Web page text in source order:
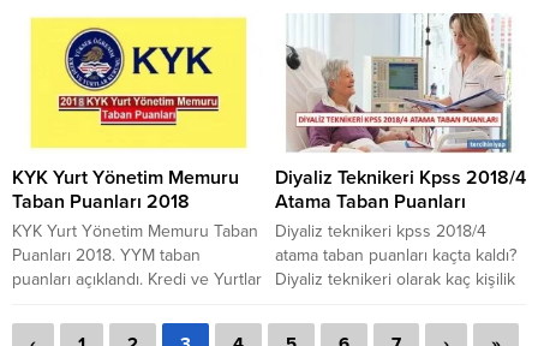
ebelik bölümü mezunları kpss
2018/4 atamalarında kaç puanla
atandı? Ebe mesleği için
ortaöğretim mezunlarına kaç
kontenjan açıldı? ebe kpss 2018/4
atama puanları. Ebelik bölümü
KPSS 2018/4 taban puanları. Ebe
ortaöğretim kpss 2018/4 atama
taban puanları tablomuz için yazı
devamını okumalısınız.
kaldı? Laborant atama puanları.
Kpss 2018/4 laborant atama taban
puanları. Tıbbi Laboratuvar ve
Tıbbi Laboratuvar Teknisyenliği
bölümü ortaöğretim kpss atama
puanları. Kpss sağlık teknisyeni
atama taban puanları. Tıbbi
laboratuvar teknisyeni taban
puanları. Tıbbi laboratuvar kpss
2018/4 kontenjanları. Yazımız
içerisinde bulabilirsiniz.
KYK Yurt Yönetim Memuru
Taban Puanları 2018
KYK Yurt Yönetim Memuru Taban
Puanları 2018. YYM taban
puanları açıklandı. Kredi ve Yurtlar
yönetim memuru taban puanlarını
Diyaliz Teknikeri Kpss 2018/4
Atama Taban Puanları
Diyaliz teknikeri kpss 2018/4
atama taban puanları kaçta kaldı?
Diyaliz teknikeri olarak kaç kişilik
kpss atama puanları. Diyaliz